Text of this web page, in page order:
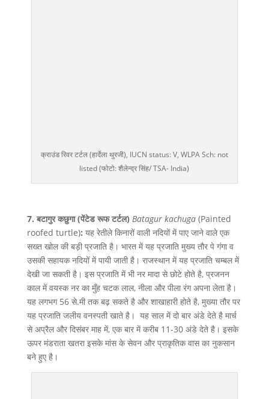
क्राउंड रिवर टर्टल (हार्देला थुरजी), IUCN status: V, WLPA Sch: not
listed (फोटो: शैलेन्द्र सिंह/ TSA- India)
7. बटागुर कछुगा(पेंटेड रूफ टर्टल) Batagur kachuga(Painted
roofed turtle): यह रेतीले किनारों वाली नदियों में पाए जाने वाले एक
सख्त खोल की बड़ी प्रजाति है। भारत में यह प्रजाति मुख्य तौर पे गंगा व
उसकी सहायक नदियों में पायी जाती है। राजस्थान में यह प्रजाति चम्बल में
देखी जा सकती है। इस प्रजाति में भी नर मादा से छोटे होते है, प्रजनन
काल में वयस्क नर का मुँह चटक लाल, नीला और पीला रंग अपना लेता है।
यह लगभग 56 से.मी तक बढ़ सकते है और शाखाहारी होते है, मुख्या तौर पर
यह प्रजाति जलीय वनस्पती खाते है। यह साल में दो बार अंडे देते है मार्च
से अप्रैल और दिसंबर माह में, एक बार में करीब 11-30 अंडे देते है। इसके
ऊपर मंडराता खतरा इसके मांस के सेवन और प्राकृतिक वास का नुकसान
बने हुए है।